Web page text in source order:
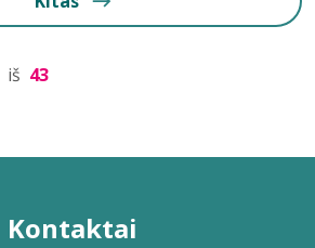
iš 43
Kontaktai